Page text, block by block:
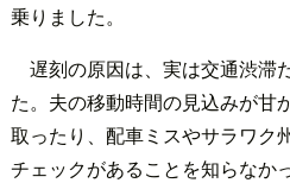
乗りました。
遅刻の原因は、実は交通渋滞
た。夫の移動時間の見込みが甘
取ったり、配車ミスやサラワク
チェックがあることを知らなか